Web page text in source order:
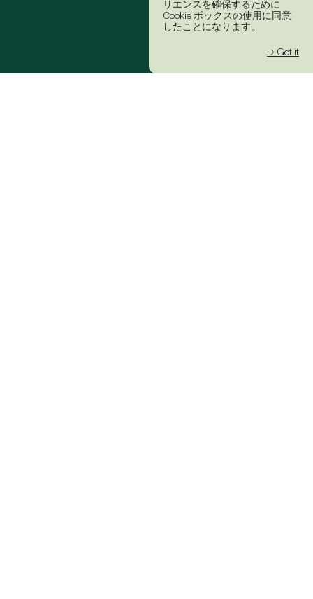
リエンスを確保するために
Cookie ボックスの使用に同意
したことになります。
→ Got it